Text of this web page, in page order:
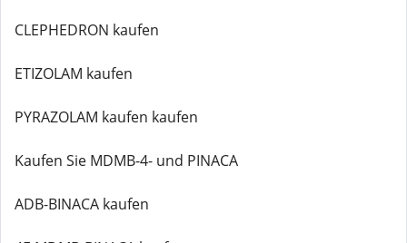
CLEPHEDRON kaufen
ETIZOLAM kaufen
PYRAZOLAM kaufen kaufen
Kaufen Sie MDMB-4- und PINACA
ADB-BINACA kaufen